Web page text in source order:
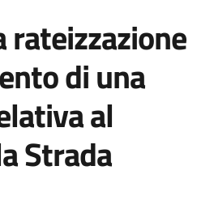
rateizzazione
di una
al
Strada